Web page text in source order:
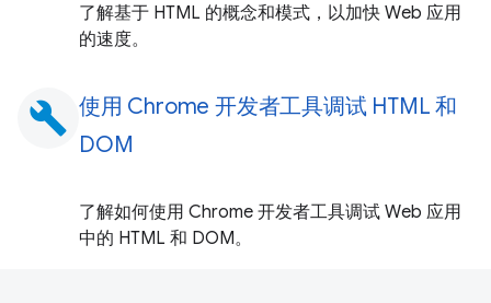
了解基于 HTML 的概念和模式，以加快 Web 应用
的速度。
build 使用 Chrome 开发者工具调试 HTML 和
DOM
了解如何使用 Chrome 开发者工具调试 Web 应用
中的 HTML 和 DOM。